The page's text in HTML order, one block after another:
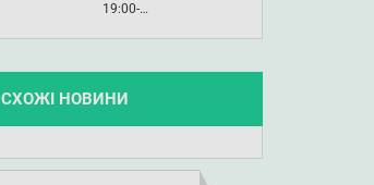
19:00-…
СХОЖІ НОВИНИ